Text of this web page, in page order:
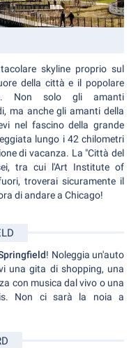
skyline proprio sul
della città e il popolare
Non solo gli amanti
ma anche gli amanti della
nel fascino della grande
lungo i 42 chilometri
di vacanza. La "Città del
tra cui l'Art Institute of
troverai sicuramente il
di andare a Chicago!
! Noleggia un'auto
una gita di shopping, una
con musica dal vivo o una
Non ci sarà la noia a